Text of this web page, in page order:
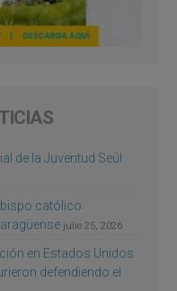
de la Juventud Seúl
católico
julio 25, 2026
en Estados Unidos
defendiendo el